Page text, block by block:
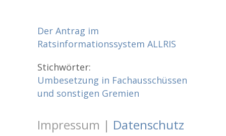
Der Antrag im
Ratsinformationssystem ALLRIS
Stichwörter:
Umbesetzung in Fachausschüssen
und sonstigen Gremien
Impressum | Datenschutz